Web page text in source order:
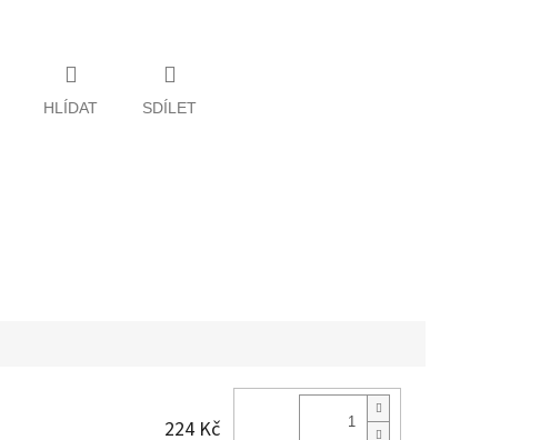
HLÍDAT SDÍLET
224 Kč